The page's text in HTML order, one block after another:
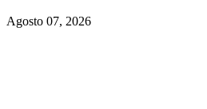
Agosto 07, 2026